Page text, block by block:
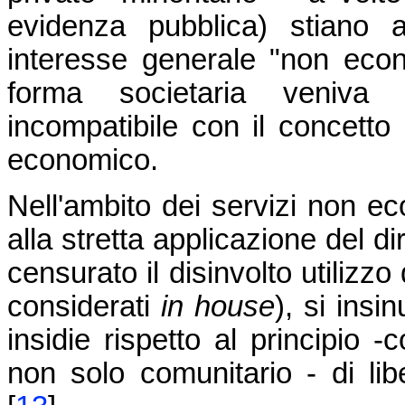
evidenza pubblica) stiano
interesse generale "non
forma societaria veniva
incompatibile con il
economico.
Nell'ambito dei servizi non
alla stretta applicazione del
censurato il disinvolto
considerati in house), si
insidie rispetto al principio -
non solo comunitario - di